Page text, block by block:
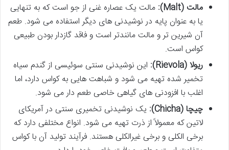
مالت (Malt):
مالت یک عصاره غنی از جو است که به تنهایی
یا به عنوان پایه در نوشیدنی های دیگر استفاده می شود. طعم
آن شیرین تر و مالت مانندتر است و فاقد گازدار بودن طبیعی
کواس است.
ریولا (Rievola):
این نوشیدنی سنتی سوئیسی از گندم سیاه
تخمیر شده تهیه می شود و شباهت هایی به کواس دارد، اما
اغلب با افزودنی های گیاهی خاصی طعم دار می شود.
چیچا (Chicha):
یک نوشیدنی تخمیری سنتی در آمریکای
لاتین که معمولاً از ذرت تهیه می شود. انواع مختلفی دارد که
برخی الکلی و برخی غیرالکلی هستند. فرآیند تولید آن با کواس